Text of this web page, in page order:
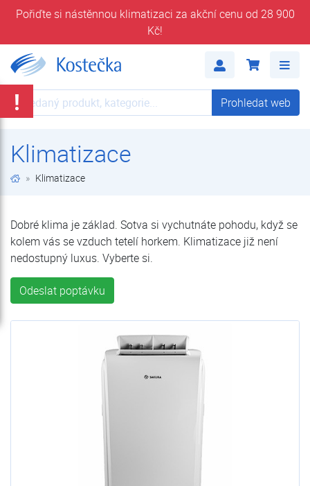
Pořiďte si nástěnnou klimatizaci za akční cenu od 28 900
Kč!
Prohledat web Prohledat web
Klimatizace
Klimatizace
Dobré klima je základ. Sotva si vychutnáte pohodu, když se
kolem vás se vzduch tetelí horkem. Klimatizace již není
nedostupný luxus. Vyberte si.
Odeslat poptávku
!